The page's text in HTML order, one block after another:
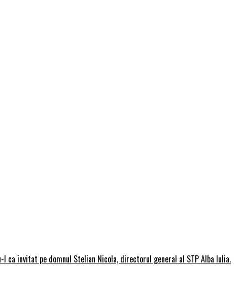
l ca invitat pe domnul Stelian Nicola, directorul general al STP Alba Iulia.